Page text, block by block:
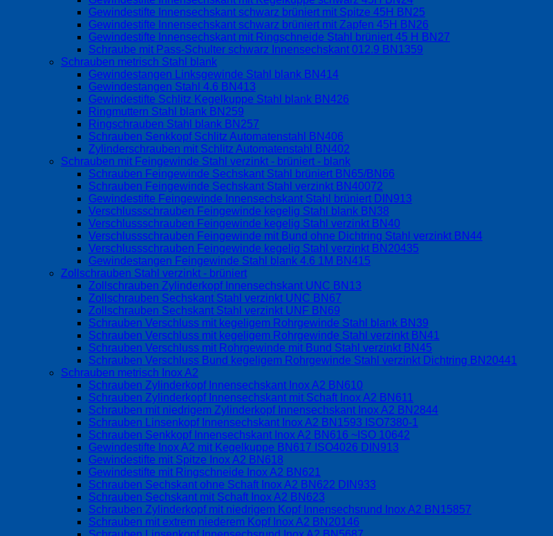
Gewindestifte Innensechskant schwarz brüniert mit Spitze 45H BN25
Gewindestifte Innensechskant schwarz brüniert mit Zapfen 45H BN26
Gewindestifte Innensechskant mit Ringschneide Stahl brüniert 45 H BN27
Schraube mit Pass-Schulter schwarz Innensechskant 012.9 BN1359
Schrauben metrisch Stahl blank
Gewindestangen Linksgewinde Stahl blank BN414
Gewindestangen Stahl 4.6 BN413
Gewindestifte Schlitz Kegelkuppe Stahl blank BN426
Ringmuttern Stahl blank BN259
Ringschrauben Stahl blank BN257
Schrauben Senkkopf Schlitz Automatenstahl BN406
Zylinderschrauben mit Schlitz Automatenstahl BN402
Schrauben mit Feingewinde Stahl verzinkt - brüniert - blank
Schrauben Feingewinde Sechskant Stahl brüniert BN65/BN66
Schrauben Feingewinde Sechskant Stahl verzinkt BN40072
Gewindestifte Feingewinde Innensechskant Stahl brüniert DIN913
Verschlussschrauben Feingewinde kegelig Stahl blank BN38
Verschlussschrauben Feingewinde kegelig Stahl verzinkt BN40
Verschlussschrauben Feingewinde mit Bund ohne Dichtring Stahl verzinkt BN44
Verschlussschrauben Feingewinde kegelig Stahl verzinkt BN20435
Gewindestangen Feingewinde Stahl blank 4.6 1M BN415
Zollschrauben Stahl verzinkt - brüniert
Zollschrauben Zylinderkopf Innensechskant UNC BN13
Zollschrauben Sechskant Stahl verzinkt UNC BN67
Zollschrauben Sechskant Stahl verzinkt UNF BN69
Schrauben Verschluss mit kegeligem Rohrgewinde Stahl blank BN39
Schrauben Verschluss mit kegeligem Rohrgewinde Stahl verzinkt BN41
Schrauben Verschluss mit Rohrgewinde mit Bund Stahl verzinkt BN45
Schrauben Verschluss Bund kegeligem Rohrgewinde Stahl verzinkt Dichtring BN20441
Schrauben metrisch Inox A2
Schrauben Zylinderkopf Innensechskant Inox A2 BN610
Schrauben Zylinderkopf Innensechskant mit Schaft Inox A2 BN611
Schrauben mit niedrigem Zylinderkopf Innensechskant Inox A2 BN2844
Schrauben Linsenkopf Innensechskant Inox A2 BN1593 ISO7380-1
Schrauben Senkkopf Innensechskant Inox A2 BN616 ~ISO 10642
Gewindestifte Inox A2 mit Kegelkuppe BN617 ISO4026 DIN913
Gewindestifte mit Spitze Inox A2 BN618
Gewindestifte mit Ringschneide Inox A2 BN621
Schrauben Sechskant ohne Schaft Inox A2 BN622 DIN933
Schrauben Sechskant mit Schaft Inox A2 BN623
Schrauben Zylinderkopf mit niedrigem Kopf Innensechsrund Inox A2 BN15857
Schrauben mit extrem niederem Kopf Inox A2 BN20146